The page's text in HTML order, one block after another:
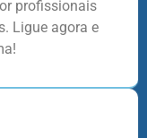
profissionais
Ligue agora e